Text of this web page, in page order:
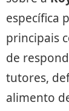
específica
principais
de
tutores,
alimento